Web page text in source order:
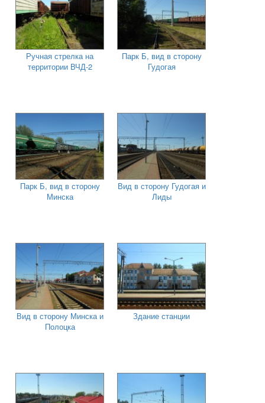
Ручная стрелка на
территории ВЧД-2
Парк Б, вид в сторону
Гудогая
Парк Б, вид в сторону
Минска
Вид в сторону Гудогая и
Лиды
Вид в сторону Минска и
Полоцка
Здание станции